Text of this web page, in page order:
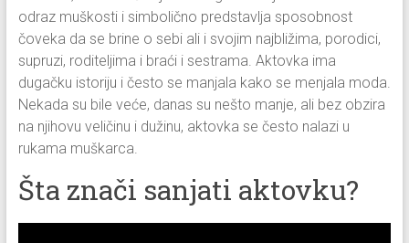
odraz muškosti i simbolično predstavlja sposobnost
čoveka da se brine o sebi ali i svojim najbližima, porodici,
supruzi, roditeljima i braći i sestrama. Aktovka ima
dugačku istoriju i često se manjala kako se menjala moda.
Nekada su bile veće, danas su nešto manje, ali bez obzira
na njihovu veličinu i dužinu, aktovka se često nalazi u
rukama muškarca.
Šta znači sanjati aktovku?